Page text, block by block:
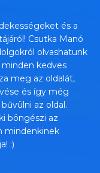
és a
Csutka Manó
olvashatunk
minden kedves
meg az oldalát,
és így még
az oldal.
böngészi az
mindenkinek
:)